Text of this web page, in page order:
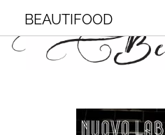
BEAUTIFOOD